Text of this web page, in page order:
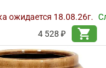
ожидается 18.08.26г.
4 528 ₽
shopping_cart